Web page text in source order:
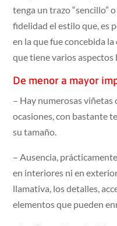
tenga un trazo “sencillo”
fidelidad el estilo que, es
en la que fue concebida
que tiene varios
De menor a mayor
– Hay numerosas viñetas
ocasiones, con bastante
su tamaño.
– Ausencia,
en interiores ni en
llamativa, los detalles,
elementos que pueden